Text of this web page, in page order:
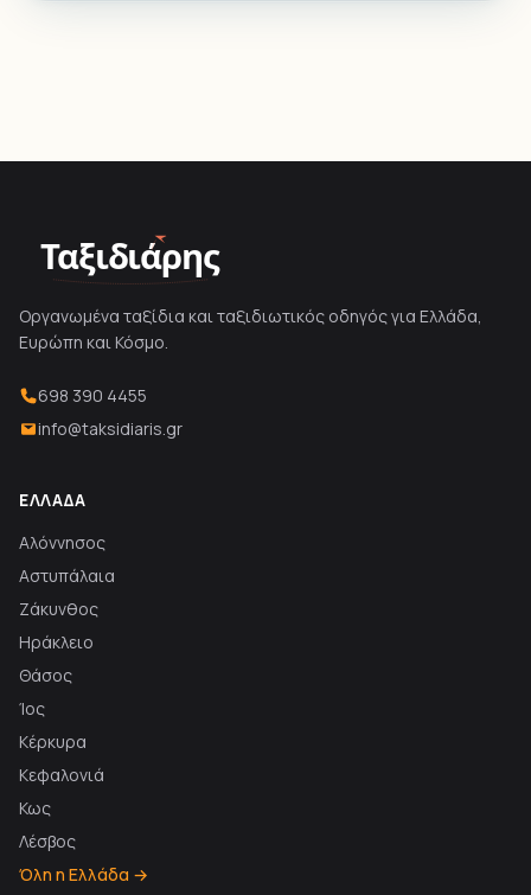
Ταξιδιάρης
Οργανωμένα ταξίδια και ταξιδιωτικός οδηγός για Ελλάδα,
Ευρώπη και Κόσμο.
698 390 4455
info@taksidiaris.gr
ΕΛΛΆΔΑ
Αλόννησος
Αστυπάλαια
Ζάκυνθος
Ηράκλειο
Θάσος
Ίος
Κέρκυρα
Κεφαλονιά
Κως
Λέσβος
Όλη η Ελλάδα →